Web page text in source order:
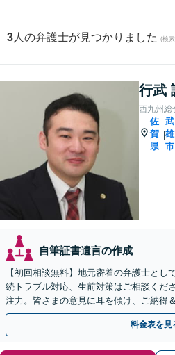
3 人の弁護士が見つかりました (検
行武
西九州総
佐
賀
県
|
武
雄
市
自筆証書遺言の作成
【初回相談無料】地元密着の弁護士とし
続トラブル対応、生前対策はご相談くだ
注力。皆さまの意見に耳を傾け、ご納得
ます【当日相談可】【駐車場あり】【武
料金表を見